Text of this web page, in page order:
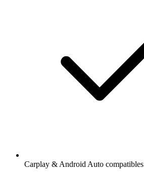
Carplay & Android Auto compatibles